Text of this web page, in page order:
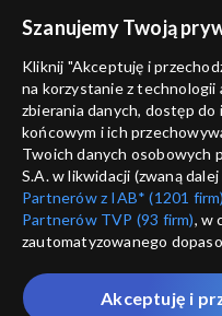
informacje o dostawcy
Szanujemy Twoją
Kliknij "Akceptuję i
na korzystanie z technologii
zbierania danych, dostęp do
końcowym i ich
Twoich danych osobowych
S.A. w likwidacji (zwaną dalej
Partnerów z IAB* (1201 firm)
Partnerów TVP (93 firm), w
zautomatyzowanego
które wskazujemy poniżej, a
przez nas identyfikatora
Akceptuję i